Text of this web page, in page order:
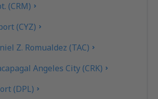
(CRM)
(CYZ)
Z. Romualdez (TAC)
Angeles City (CRK)
(DPL)